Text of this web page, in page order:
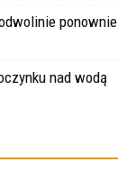
ponownie
nad wodą